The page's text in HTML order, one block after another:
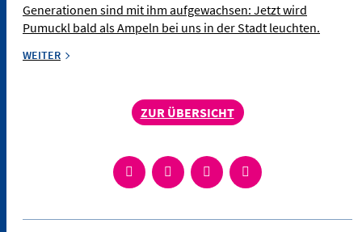
Generationen sind mit ihm aufgewachsen: Jetzt wird
Pumuckl bald als Ampeln bei uns in der Stadt leuchten.
WEITER
ZUR ÜBERSICHT